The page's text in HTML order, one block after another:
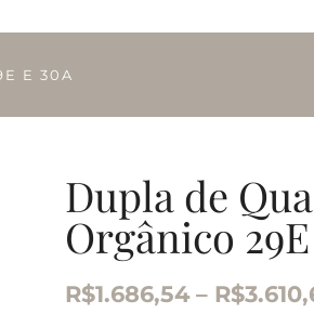
E 30A
Dupla de
Orgânico
R$1.686,54 – R$